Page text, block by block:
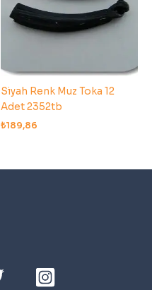
Siyah Renk Muz Toka 12
Adet 2352tb
₺189,86